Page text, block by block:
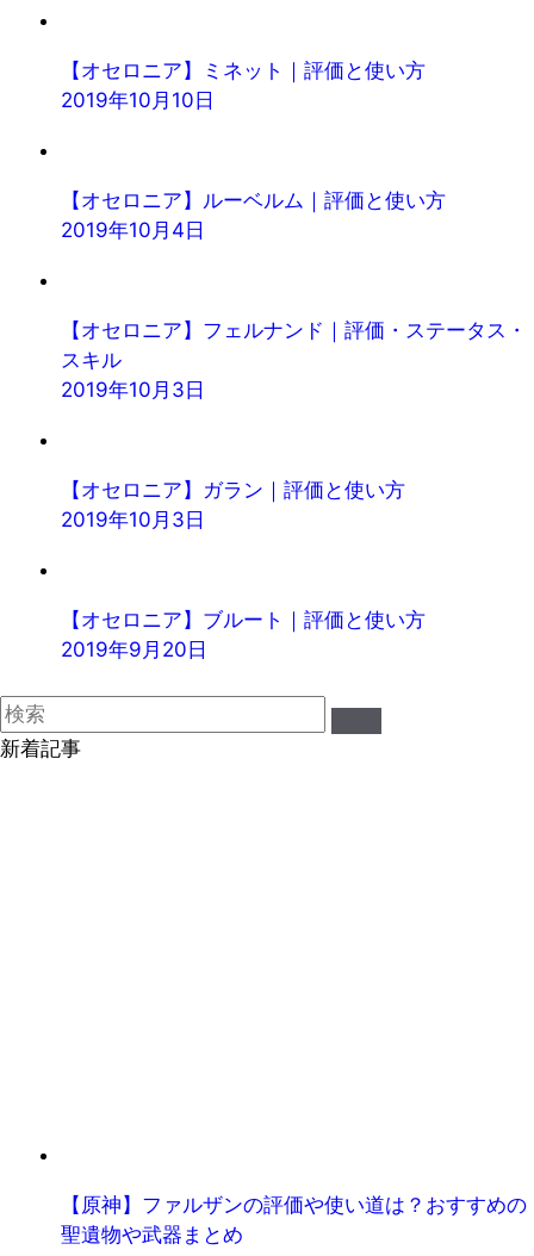
【オセロニア】ミネット｜評価と使い方
2019年10月10日
【オセロニア】ルーベルム｜評価と使い方
2019年10月4日
【オセロニア】フェルナンド｜評価・ステータス・
スキル
2019年10月3日
【オセロニア】ガラン｜評価と使い方
2019年10月3日
【オセロニア】ブルート｜評価と使い方
2019年9月20日
新着記事
【原神】ファルザンの評価や使い道は？おすすめの
聖遺物や武器まとめ